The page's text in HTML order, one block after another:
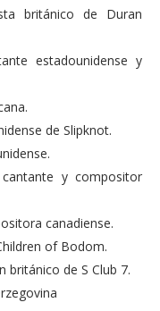
británico de Duran
estadounidense y
de Slipknot.
y compositor
canadiense.
of Bodom.
británico de S Club 7.